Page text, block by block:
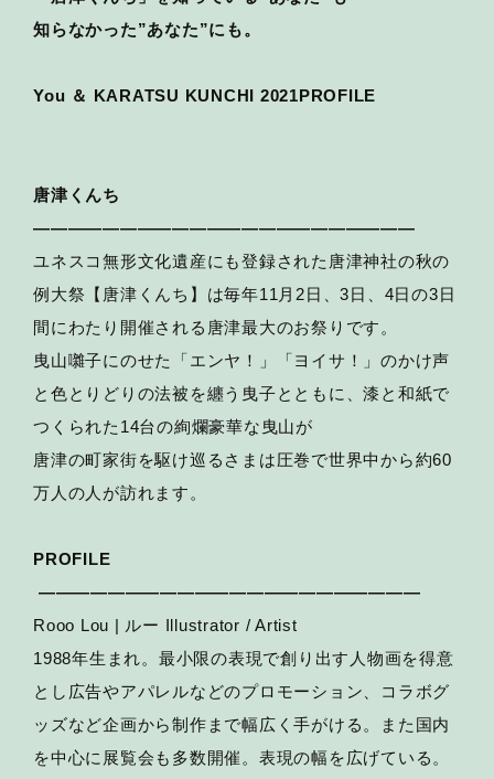
知らなかった”あなた”にも。
You ＆ KARATSU KUNCHI 2021PROFILE
唐津くんち
——————————————————————
ユネスコ無形文化遺産にも登録された唐津神社の秋の
例大祭【唐津くんち】は毎年11月2日、3日、4日の3日
間にわたり開催される唐津最大のお祭りです。
曳山囃子にのせた「エンヤ！」「ヨイサ！」のかけ声
と色とりどりの法被を纏う曳子とともに、漆と和紙で
つくられた14台の絢爛豪華な曳山が
唐津の町家街を駆け巡るさまは圧巻で世界中から約60
万人の人が訪れます。
PROFILE
——————————————————————
Rooo Lou | ルー Illustrator / Artist
1988年生まれ。最小限の表現で創り出す人物画を得意
とし広告やアパレルなどのプロモーション、コラボグ
ッズなど企画から制作まで幅広く手がける。また国内
を中心に展覧会も多数開催。表現の幅を広げている。